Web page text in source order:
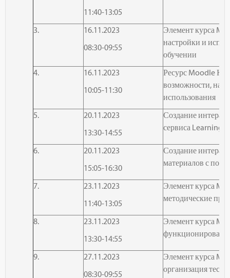
11:40-13:05
3.
16.11.2023
08:30-09:55
Элемент курса
настройки и
обучении
4.
16.11.2023
10:05-11:30
Ресурс Moodle
возможности,
использования
5.
20.11.2023
13:30-14:55
Создание
сервиса
6.
20.11.2023
15:05-16:30
Создание
материалов с
7.
23.11.2023
11:40-13:05
Элемент курса
методические
8.
23.11.2023
13:30-14:55
Элемент курса
9.
27.11.2023
08:30-09:55
Элемент курса
организация